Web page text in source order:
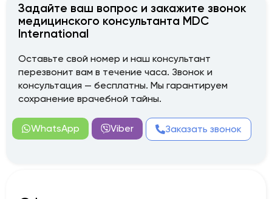
Задайте ваш вопрос и закажите звонок
медицинского консультанта MDC
International
Оставьте свой номер и наш консультант
перезвонит вам в течение часа. Звонок и
консультация — бесплатны. Мы гарантируем
сохранение врачебной тайны.
WhatsApp Viber Заказать звонок